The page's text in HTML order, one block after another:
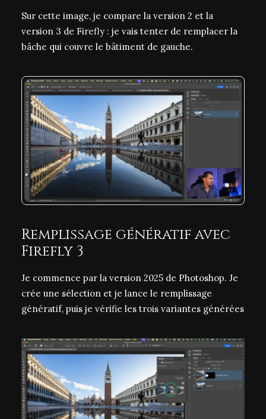
Sur cette image, je compare la version 2 et la
version 3 de Firefly : je vais tenter de remplacer la
bâche qui couvre le bâtiment de gauche.
Remplissage génératif avec
Firefly 3
Je commence par la version 2025 de Photoshop. Je
crée une sélection et je lance le remplissage
génératif, puis je vérifie les trois variantes générées